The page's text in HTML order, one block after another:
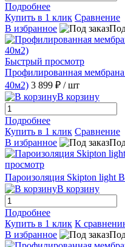
Подробнее
Купить в 1 клик Сравнение
В избранное
Быстрый просмотр
Профилированная
40м2) 3 899 ₽ / шт
В корзину
Подробнее
Купить в 1 клик Сравнение
В избранное
просмотр
Пароизоляция Skipton light
В корзину
Подробнее
Купить в 1 клик К
В избранное